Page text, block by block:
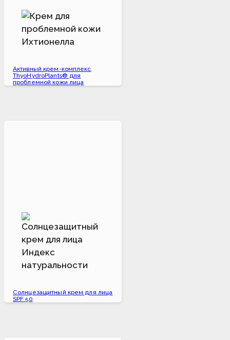
Активный крем-комплекс
ThyoHydroPlants® для
проблемной кожи лица
Солнцезащитный крем для лица
SPF 50